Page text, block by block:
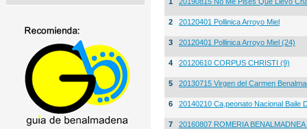
2 20120401 Pollinica Arroyo Miel
3 20120401 Pollinica Arroyo Miel (24)
4 20120610 CORPUS CHRISTI (9)
5 20130715 Virgen del Carmen
6 20140210 Ca,peonato Nacional Baile
7 20160807 ROMERIA